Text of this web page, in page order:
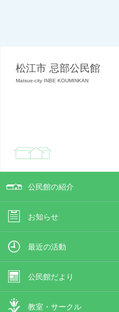
松江市 忌部公民館
Matsue-city INBE KOUMINKAN
公民館の紹介
お知らせ
最近の活動
公民館だより
教室・サークル